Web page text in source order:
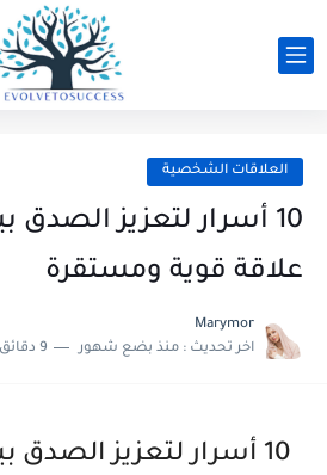
العلاقات الشخصية
10 أسرار لتعزيز الصدق
علاقة قوية ومستقرة
Marymor
اخر تحديث : منذ بضع شهور 9 دقائق للقراءة
10 أسرار لتعزيز الصدق